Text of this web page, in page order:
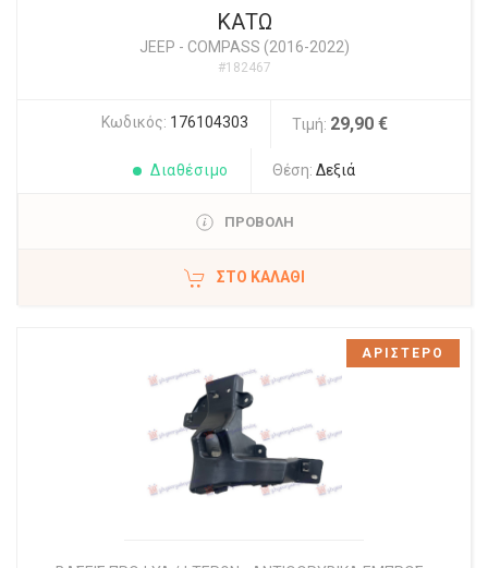
ΚΑΤΩ
JEEP - COMPASS (2016-2022)
#182467
Κωδικός: 176104303 Τιμή: 29,90 €
Διαθέσιμο Θέση: Δεξιά
ΠΡΟΒΟΛΗ
ΣΤΟ ΚΑΛΆΘΙ
ΑΡΙΣΤΕΡΟ